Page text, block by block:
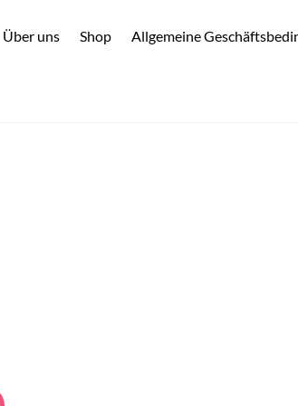
Über uns Shop Allgemeine